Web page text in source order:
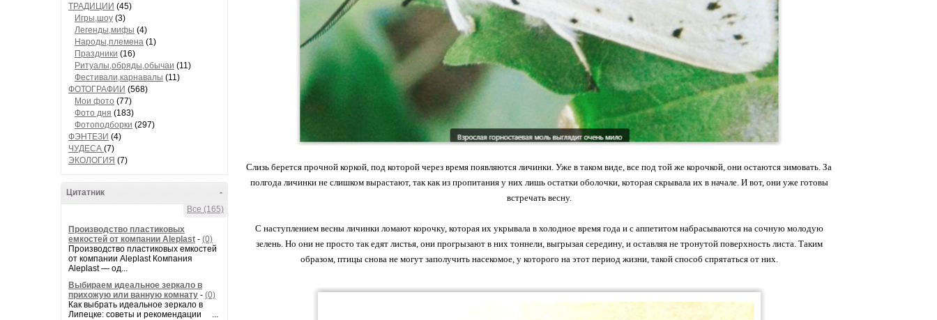
ТРАДИЦИИ (45)
Игры,шоу (3)
Легенды,мифы (4)
Народы,племена (1)
Праздники (16)
Ритуалы,обряды,обычаи (11)
Фестивали,карнавалы (11)
ФОТОГРАФИИ (568)
Мои фото (77)
Фото дня (183)
Фотоподборки (297)
ФЭНТЕЗИ (4)
ЧУДЕСА (7)
ЭКОЛОГИЯ (7)
-
Цитатник
Все (165)
Производство пластиковых
емкостей от компании Aleplast - (0)
Производство пластиковых емкостей
от компании Aleplast Компания
Aleplast — од...
Выбираем идеальное зеркало в
прихожую или ванную комнату - (0)
Как выбрать идеальное зеркало в
Липецке: советы и рекомендации ...
Слизь берется прочной коркой, под которой через время появляются личинки. Уже в таком виде, все под той же корочкой, они остаются зимовать. За
полгода личинки не слишком вырастают, так как из пропитания у них лишь остатки оболочки, которая скрывала их в начале. И вот, они уже готовы
встречать весну.
С наступлением весны личинки ломают корочку, которая их укрывала в холодное время года и с аппетитом набрасываются на сочную молодую
зелень. Но они не просто так едят листья, они прогрызают в них тоннели, выгрызая середину, и оставляя не тронутой поверхность листа. Таким
образом, птицы снова не могут заполучить насекомое, у которого на этот период жизни, такой способ спрятаться от них.